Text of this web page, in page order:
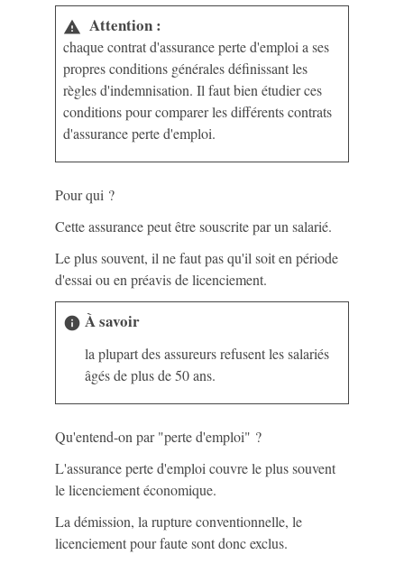
warning Attention :
chaque contrat d'assurance perte d'emploi a ses
propres conditions générales définissant les
règles d'indemnisation. Il faut bien étudier ces
conditions pour comparer les différents contrats
d'assurance perte d'emploi.
Pour qui ?
Cette assurance peut être souscrite par un salarié.
Le plus souvent, il ne faut pas qu'il soit en période
d'essai ou en préavis de licenciement.
info À savoir
la plupart des assureurs refusent les salariés
âgés de plus de 50 ans.
Qu'entend-on par "perte d'emploi" ?
L'assurance perte d'emploi couvre le plus souvent
le licenciement économique.
La démission, la rupture conventionnelle, le
licenciement pour faute sont donc exclus.